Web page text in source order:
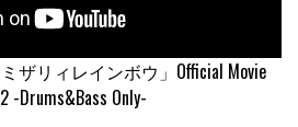
ザリィレインボウ」Official Movie
-Drums&Bass Only-